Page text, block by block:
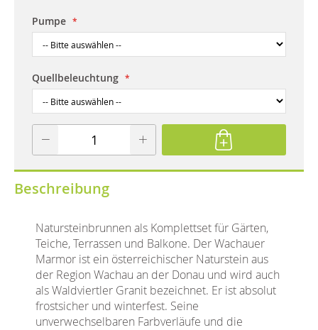
Pumpe
Quellbeleuchtung
Beschreibung
Natursteinbrunnen als Komplettset für Gärten,
Teiche, Terrassen und Balkone. Der Wachauer
Marmor ist ein österreichischer Naturstein aus
der Region Wachau an der Donau und wird auch
als Waldviertler Granit bezeichnet. Er ist absolut
frostsicher und winterfest. Seine
unverwechselbaren Farbverläufe und die